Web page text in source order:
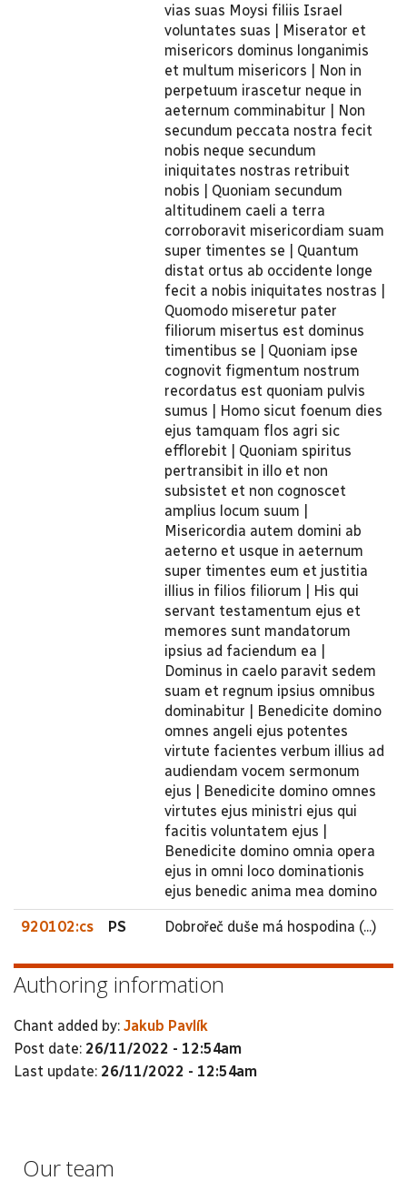
vias suas Moysi filiis Israel
voluntates suas | Miserator et
misericors dominus longanimis
et multum misericors | Non in
perpetuum irascetur neque in
aeternum comminabitur | Non
secundum peccata nostra fecit
nobis neque secundum
iniquitates nostras retribuit
nobis | Quoniam secundum
altitudinem caeli a terra
corroboravit misericordiam suam
super timentes se | Quantum
distat ortus ab occidente longe
fecit a nobis iniquitates nostras |
Quomodo miseretur pater
filiorum misertus est dominus
timentibus se | Quoniam ipse
cognovit figmentum nostrum
recordatus est quoniam pulvis
sumus | Homo sicut foenum dies
ejus tamquam flos agri sic
efflorebit | Quoniam spiritus
pertransibit in illo et non
subsistet et non cognoscet
amplius locum suum |
Misericordia autem domini ab
aeterno et usque in aeternum
super timentes eum et justitia
illius in filios filiorum | His qui
servant testamentum ejus et
memores sunt mandatorum
ipsius ad faciendum ea |
Dominus in caelo paravit sedem
suam et regnum ipsius omnibus
dominabitur | Benedicite domino
omnes angeli ejus potentes
virtute facientes verbum illius ad
audiendam vocem sermonum
ejus | Benedicite domino omnes
virtutes ejus ministri ejus qui
facitis voluntatem ejus |
Benedicite domino omnia opera
ejus in omni loco dominationis
ejus benedic anima mea domino
920102:cs PS Dobrořeč duše má hospodina (...)
Authoring information
Chant added by: Jakub Pavlík
Post date: 26/11/2022 - 12:54am
Last update: 26/11/2022 - 12:54am
Our team